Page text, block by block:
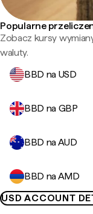
Popularne
Zobacz kursy
waluty.
BBD na USD
BBD na GBP
BBD na AUD
BBD na AMD
USD ACCOUNT